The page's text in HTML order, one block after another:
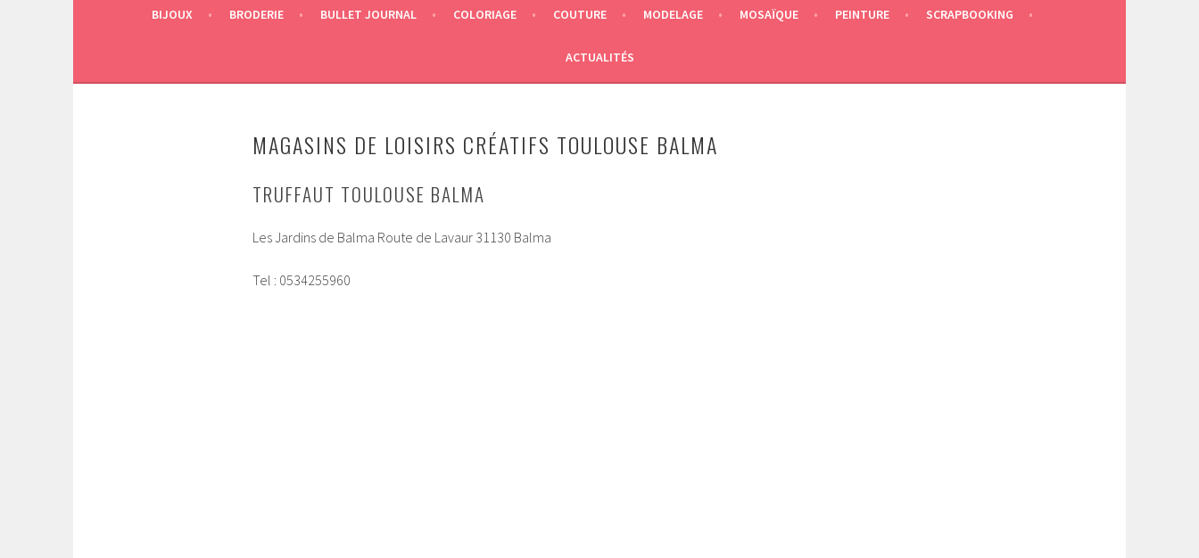
BIJOUX BRODERIE BULLET JOURNAL COLORIAGE COUTURE MODELAGE MOSAÏQUE PEINTURE SCRAPBOOKING
ACTUALITÉS
MAGASINS DE LOISIRS CRÉATIFS TOULOUSE BALMA
TRUFFAUT TOULOUSE BALMA
Les Jardins de Balma Route de Lavaur 31130 Balma
Tel : 0534255960